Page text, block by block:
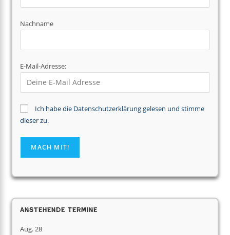
Nachname
E-Mail-Adresse:
Ich habe die Datenschutzerklärung gelesen und stimme
dieser zu.
Anstehende Termine
Aug.28